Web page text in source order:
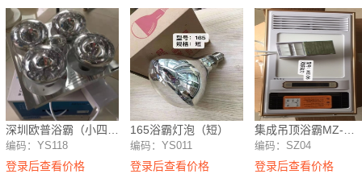
深圳欧普浴霸（小四
灯、集成吊顶）
编码：YS118
登录后查看价格
165浴霸灯泡（短）
编码：YS011
登录后查看价格
集成吊顶浴霸MZ-
26（全铁）
编码：SZ04
登录后查看价格